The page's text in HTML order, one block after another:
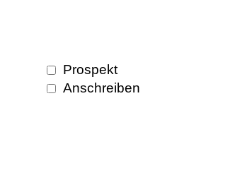
Prospekt
Anschreiben